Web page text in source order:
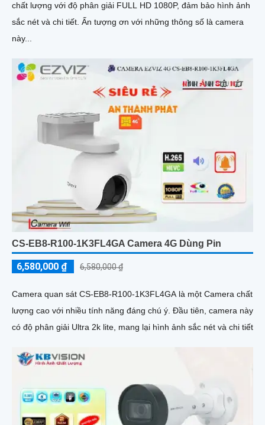
chất lượng với độ phân giải FULL HD 1080P, đảm bảo hình ảnh
sắc nét và chi tiết. Ấn tượng ơn với những thông số là camera
này...
CS-EB8-R100-1K3FL4GA Camera 4G Dùng Pin
6,580,000 ₫ 6,580,000 ₫
Camera quan sát CS-EB8-R100-1K3FL4GA là một Camera chất
lượng cao với nhiều tính năng đáng chú ý. Đầu tiên, camera này
có độ phân giải Ultra 2k lite, mang lại hình ảnh sắc nét và chi tiết